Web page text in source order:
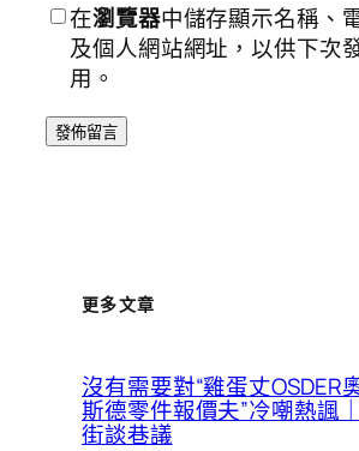
在瀏覽器中儲存顯示名稱、
及個人網站網址，以供下次
用。
更多文章
沒有需要對“雞蛋丈OSDER
斯德零件報價夫”冷嘲熱諷｜
街談巷議